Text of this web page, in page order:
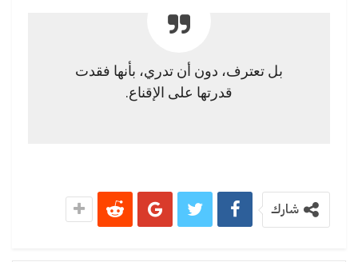
بل تعترف، دون أن تدري، بأنها فقدت
قدرتها على الإقناع.
شارك